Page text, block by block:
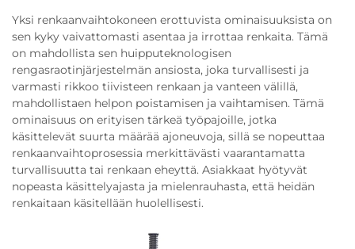
Yksi renkaanvaihtokoneen erottuvista ominaisuuksista on
sen kyky vaivattomasti asentaa ja irrottaa renkaita. Tämä
on mahdollista sen huipputeknologisen
rengasraotinjärjestelmän ansiosta, joka turvallisesti ja
varmasti rikkoo tiivisteen renkaan ja vanteen välillä,
mahdollistaen helpon poistamisen ja vaihtamisen. Tämä
ominaisuus on erityisen tärkeä työpajoille, jotka
käsittelevät suurta määrää ajoneuvoja, sillä se nopeuttaa
renkaanvaihtoprosessia merkittävästi vaarantamatta
turvallisuutta tai renkaan eheyttä. Asiakkaat hyötyvät
nopeasta käsittelyajasta ja mielenrauhasta, että heidän
renkaitaan käsitellään huolellisesti.